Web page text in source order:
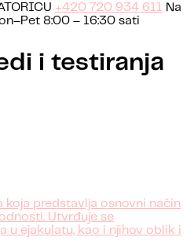
+420 720 934 611 Na
8:00 – 16:30 sati
i testiranja
predstavlja osnovni način
Utvrđuje se
u ejakulatu, kao i njihov oblik i